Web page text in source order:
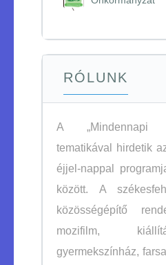
RÓLUNK
A „Mindennapi
tematikával hirdetik
éjjel-nappal
között. A
közösségépítő
mozifilm,
gyermekszínház,